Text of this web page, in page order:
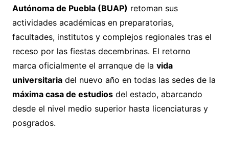
Autónoma de Puebla (BUAP) retoman sus
actividades académicas en preparatorias,
facultades, institutos y complejos regionales tras el
receso por las fiestas decembrinas. El retorno
marca oficialmente el arranque de la vida
universitariadel nuevo año en todas las sedes de la
máxima casa de estudiosdel estado, abarcando
desde el nivel medio superior hasta licenciaturas y
posgrados.